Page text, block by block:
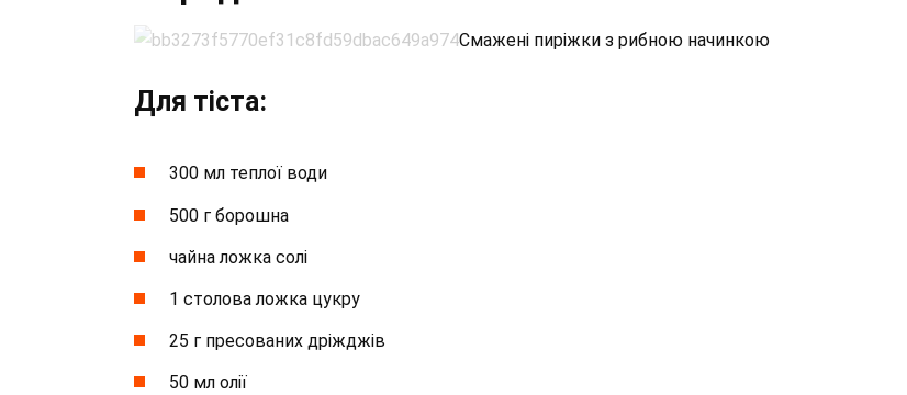
Смажені пиріжки з рибною начинкою
Для тіста:
300 мл теплої води
500 г борошна
чайна ложка солі
1 столова ложка цукру
25 г пресованих дріжджів
50 мл олії